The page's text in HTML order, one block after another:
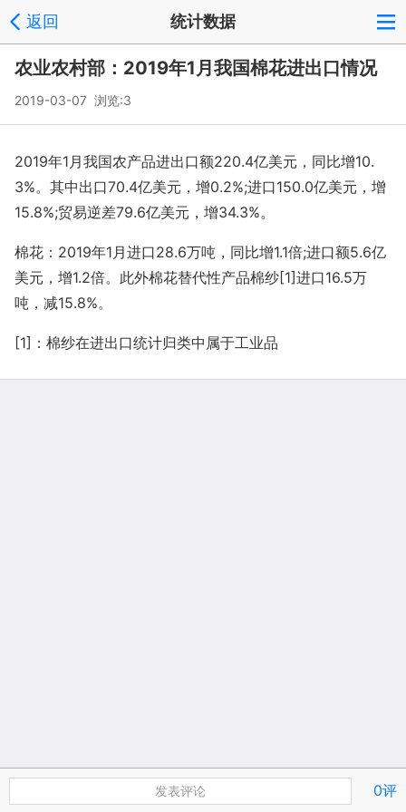
返回 统计数据
农业农村部：2019年1月我国棉花进出口情况
2019-03-07 浏览:3
2019年1月我国农产品进出口额220.4亿美元，同比增10.
3%。其中出口70.4亿美元，增0.2%;进口150.0亿美元，增
15.8%;贸易逆差79.6亿美元，增34.3%。
棉花：2019年1月进口28.6万吨，同比增1.1倍;进口额5.6亿
美元，增1.2倍。此外棉花替代性产品棉纱[1]进口16.5万
吨，减15.8%。
[1]：棉纱在进出口统计归类中属于工业品
发表评论 0评